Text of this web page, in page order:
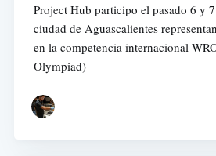
Project Hub participo el pasado 6 y
ciudad de Aguascalientes
en la competencia internacional
Olympiad)